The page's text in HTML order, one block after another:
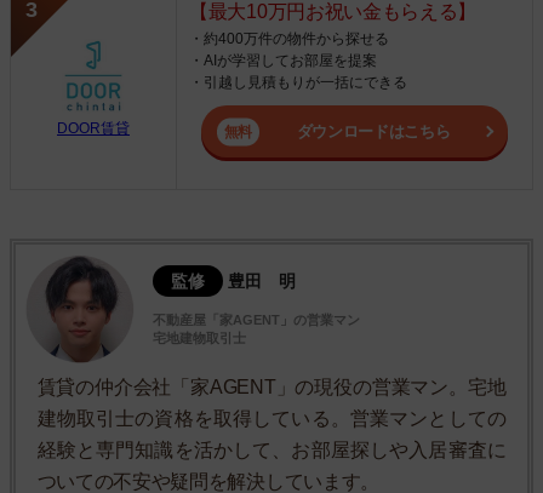
DOOR賃貸
【最大10万円お祝い金もらえる】
・約400万件の物件から探せる
・AIが学習してお部屋を提案
・引越し見積もりが一括にできる
ダウンロードはこちら
監修 豊田 明
不動産屋「家AGENT」の営業マン
宅地建物取引士
賃貸の仲介会社「家AGENT」の現役の営業マン。宅地
建物取引士の資格を取得している。営業マンとしての
経験と専門知識を活かして、お部屋探しや入居審査に
ついての不安や疑問を解決しています。